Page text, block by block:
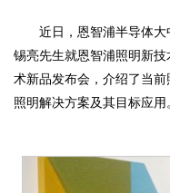
近日，恩智浦半导体
锡亮先生就恩智浦照明新
术新品发布会，介绍了当
照明解决方案及其目标应用